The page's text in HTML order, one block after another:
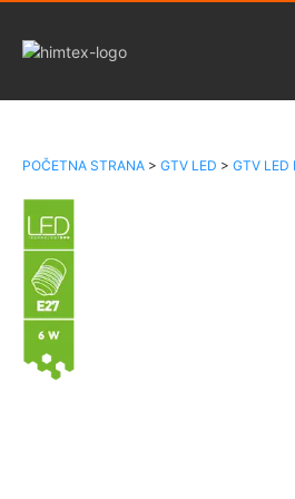
POČETNA STRANA > GTV LED > GTV LED